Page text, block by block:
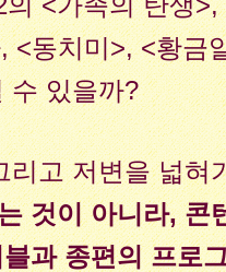
<동치미>, <황금
수 있을까?
리고 저변을 넓혀
것이 아니라, 콘
과 종편의 프로